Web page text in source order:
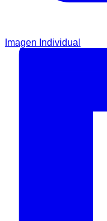
Imagen Individual